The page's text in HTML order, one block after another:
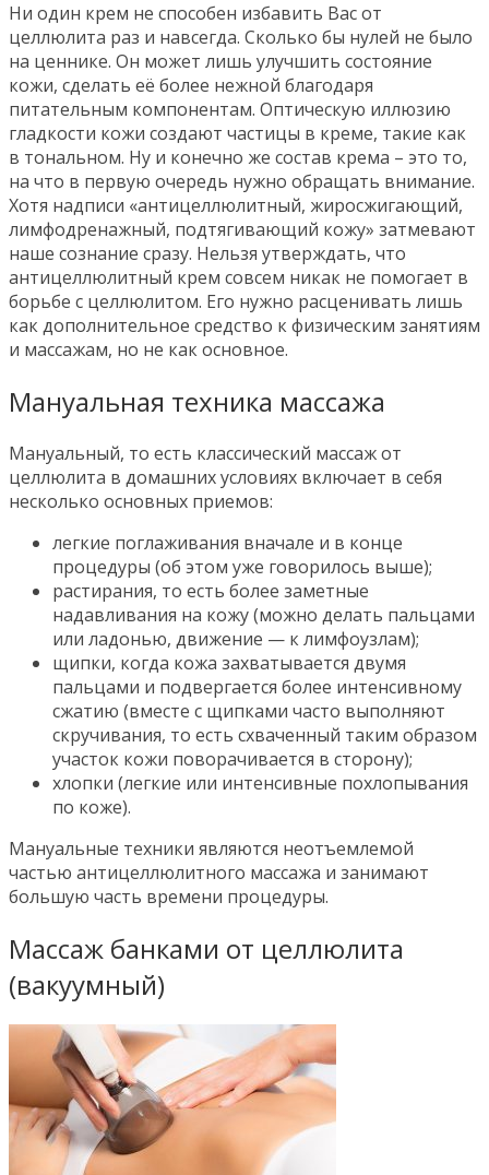
Ни один крем не способен избавить Вас от
целлюлита раз и навсегда. Сколько бы нулей не было
на ценнике. Он может лишь улучшить состояние
кожи, сделать её более нежной благодаря
питательным компонентам. Оптическую иллюзию
гладкости кожи создают частицы в креме, такие как
в тональном. Ну и конечно же состав крема – это то,
на что в первую очередь нужно обращать внимание.
Хотя надписи «антицеллюлитный, жиросжигающий,
лимфодренажный, подтягивающий кожу» затмевают
наше сознание сразу. Нельзя утверждать, что
антицеллюлитный крем совсем никак не помогает в
борьбе с целлюлитом. Его нужно расценивать лишь
как дополнительное средство к физическим занятиям
и массажам, но не как основное.
Мануальная техника массажа
Мануальный, то есть классический массаж от
целлюлита в домашних условиях включает в себя
несколько основных приемов:
легкие поглаживания вначале и в конце
процедуры (об этом уже говорилось выше);
растирания, то есть более заметные
надавливания на кожу (можно делать пальцами
или ладонью, движение — к лимфоузлам);
щипки, когда кожа захватывается двумя
пальцами и подвергается более интенсивному
сжатию (вместе с щипками часто выполняют
скручивания, то есть схваченный таким образом
участок кожи поворачивается в сторону);
хлопки (легкие или интенсивные похлопывания
по коже).
Мануальные техники являются неотъемлемой
частью антицеллюлитного массажа и занимают
большую часть времени процедуры.
Массаж банками от целлюлита
(вакуумный)